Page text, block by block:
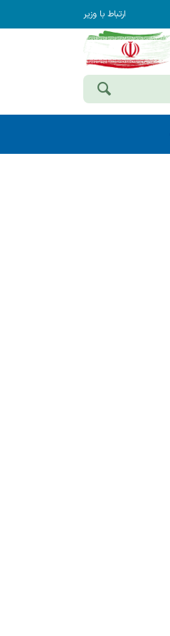
ارتباط با وزیر